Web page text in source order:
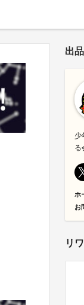
出
少
る
ホ
お
リ